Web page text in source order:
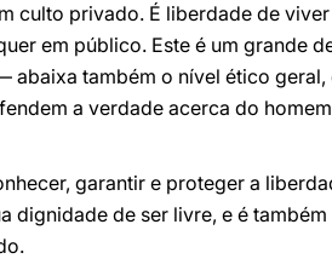
culto privado. É liberdade de
em público. Este é um grande
também o nível ético geral,
a verdade acerca do
garantir e proteger a
dignidade de ser livre, e é